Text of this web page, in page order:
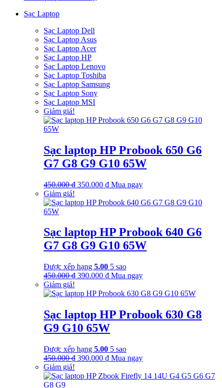
Sạc Laptop
Sạc Laptop Dell
Sạc Laptop Asus
Sạc Laptop Acer
Sạc Laptop HP
Sạc Laptop Lenovo
Sạc Laptop Toshiba
Sạc Laptop Samsung
Sạc Laptop Sony
Sạc Laptop MSI
Giảm giá!
Sạc laptop HP Probook 650 G6
G7 G8 G9 G10 65W
450.000₫ Giá
là:
350.000 ₫Giá
tại
Mua ngay
Giảm giá!
Sạc laptop HP Probook 640 G6
G7 G8 G9 G10 65W
Được xếp hạng 5.00 5 sao
450.000₫ Giá
là:
390.000 ₫Giá
tại
390.000 ₫.
Mua ngay
Giảm giá!
Sạc laptop HP Probook 630 G8
G9 G10 65W
Được xếp hạng 5.00 5 sao
450.000₫ Giá
là:
390.000 ₫Giá
tại
Mua ngay
Giảm giá!